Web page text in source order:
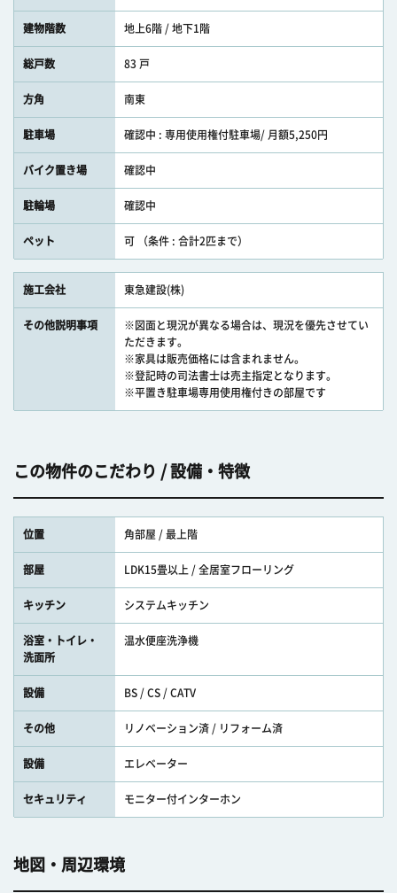
建物階数 地上6階 / 地下1階
総戸数 83 戸
方角 南東
駐車場 確認中 : 専用使用権付駐車場/ 月額5,250円
バイク置き場 確認中
駐輪場 確認中
ペット 可 （条件 : 合計2匹まで）
施工会社 東急建設(株)
その他説明事項
※図面と現況が異なる場合は、現況を優先させてい
ただきます。
※家具は販売価格には含まれません。
※登記時の司法書士は売主指定となります。
※平置き駐車場専用使用権付きの部屋です
この物件のこだわり / 設備・特徴
位置 角部屋 / 最上階
部屋 LDK15畳以上 / 全居室フローリング
キッチン システムキッチン
浴室・トイレ・
洗面所
温水便座洗浄機
設備 BS / CS / CATV
その他 リノベーション済 / リフォーム済
設備 エレベーター
セキュリティ モニター付インターホン
地図・周辺環境